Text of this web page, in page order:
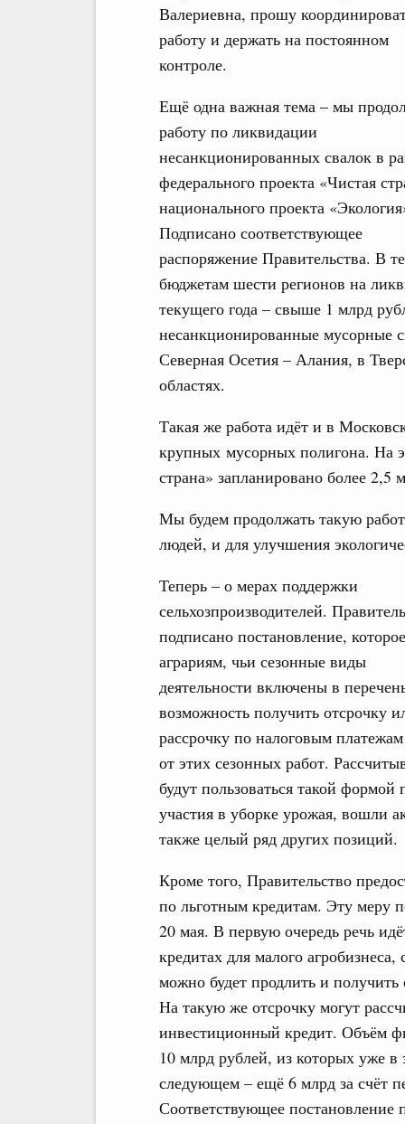
Валериевна, прошу
работу и держать на постоянном
контроле.
Ещё одна важная тема – мы
работу по ликвидации
несанкционированных свалок в
федерального проекта «Чистая
национального проекта
Подписано соответствующее
распоряжение Правительства. В
бюджетам шести регионов на
текущего года – свыше 1 млрд
несанкционированные мусорные
Северная Осетия – Алания, в
областях.
Такая же работа идёт и в
крупных мусорных полигона. На
страна» запланировано более 2,5
Мы будем продолжать такую
людей, и для улучшения
Теперь – о мерах поддержки
сельхозпроизводителей.
подписано постановление,
аграриям, чьи сезонные виды
деятельности включены в
возможность получить отсрочку
рассрочку по налоговым
от этих сезонных работ.
будут пользоваться такой
участия в уборке урожая, вошли
также целый ряд других позиций.
Кроме того, Правительство
по льготным кредитам. Эту меру
20 мая. В первую очередь речь
кредитах для малого
можно будет продлить и
На такую же отсрочку могут
инвестиционный кредит. Объём
10 млрд рублей, из которых уже в
следующем – ещё 6 млрд за счёт
Соответствующее постановление